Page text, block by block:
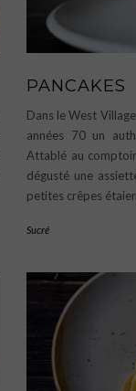
PANCAKES
Dans le West
années 70 un
Attablé au
dégusté une
petites crêpes
Sucré